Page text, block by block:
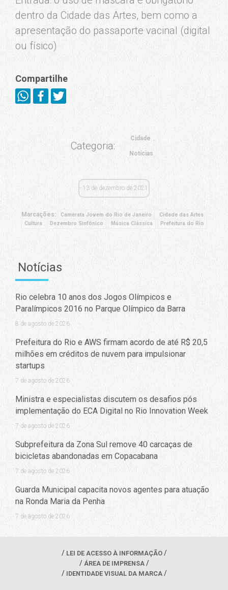
dentro da Cidade das Artes, bem como a
apresentação do passaporte vacinal (digital
ou físico)
Compartilhe
Categoria:
Cidade
Notícias
13 de dezembro de 2021
Marcações: Camerata Jovem do Rio de Janeiro
Cidade das Artes
Cultura
Dezembro Sinfônico Música Clássica Prefeitura do Rio
Notícias
Rio celebra 10 anos dos Jogos Olímpicos e
Paralímpicos 2016 no Parque Olímpico da Barra
8 de agosto de 2026
Prefeitura do Rio e AWS firmam acordo de até R$ 20,5
milhões em créditos de nuvem para impulsionar
startups
7 de agosto de 2026
Ministra e especialistas discutem os desafios pós
implementação do ECA Digital no Rio Innovation Week
7 de agosto de 2026
Subprefeitura da Zona Sul remove 40 carcaças de
bicicletas abandonadas em Copacabana
7 de agosto de 2026
Guarda Municipal capacita novos agentes para atuação
na Ronda Maria da Penha
7 de agosto de 2026
LEI DE ACESSO À INFORMAÇÃO
ÁREA DE IMPRENSA
IDENTIDADE VISUAL DA MARCA